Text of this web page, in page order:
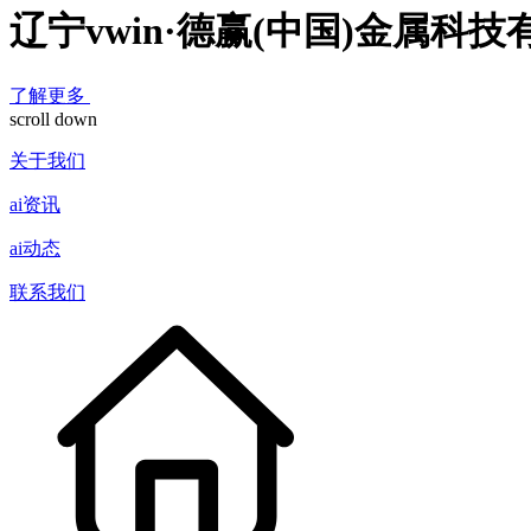
辽宁vwin·德赢(中国)金属科技
了解更多
scroll down
关于我们
ai资讯
ai动态
联系我们